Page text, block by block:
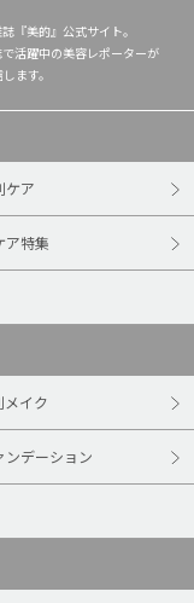
『美的』公式サイト。
活躍中の美容レポーターが
ます。
ケア
ア特集
メイク
ンデーション